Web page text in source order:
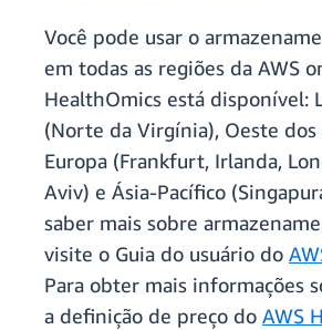
Você pode usar o
em todas as regiões da AWS
HealthOmics está disponível:
(Norte da Virgínia), Oeste dos
Europa (Frankfurt, Irlanda,
Aviv) e Ásia-Pacífico
saber mais sobre
visite o Guia do usuário do
Para obter mais informações
a definição de preço do AWS